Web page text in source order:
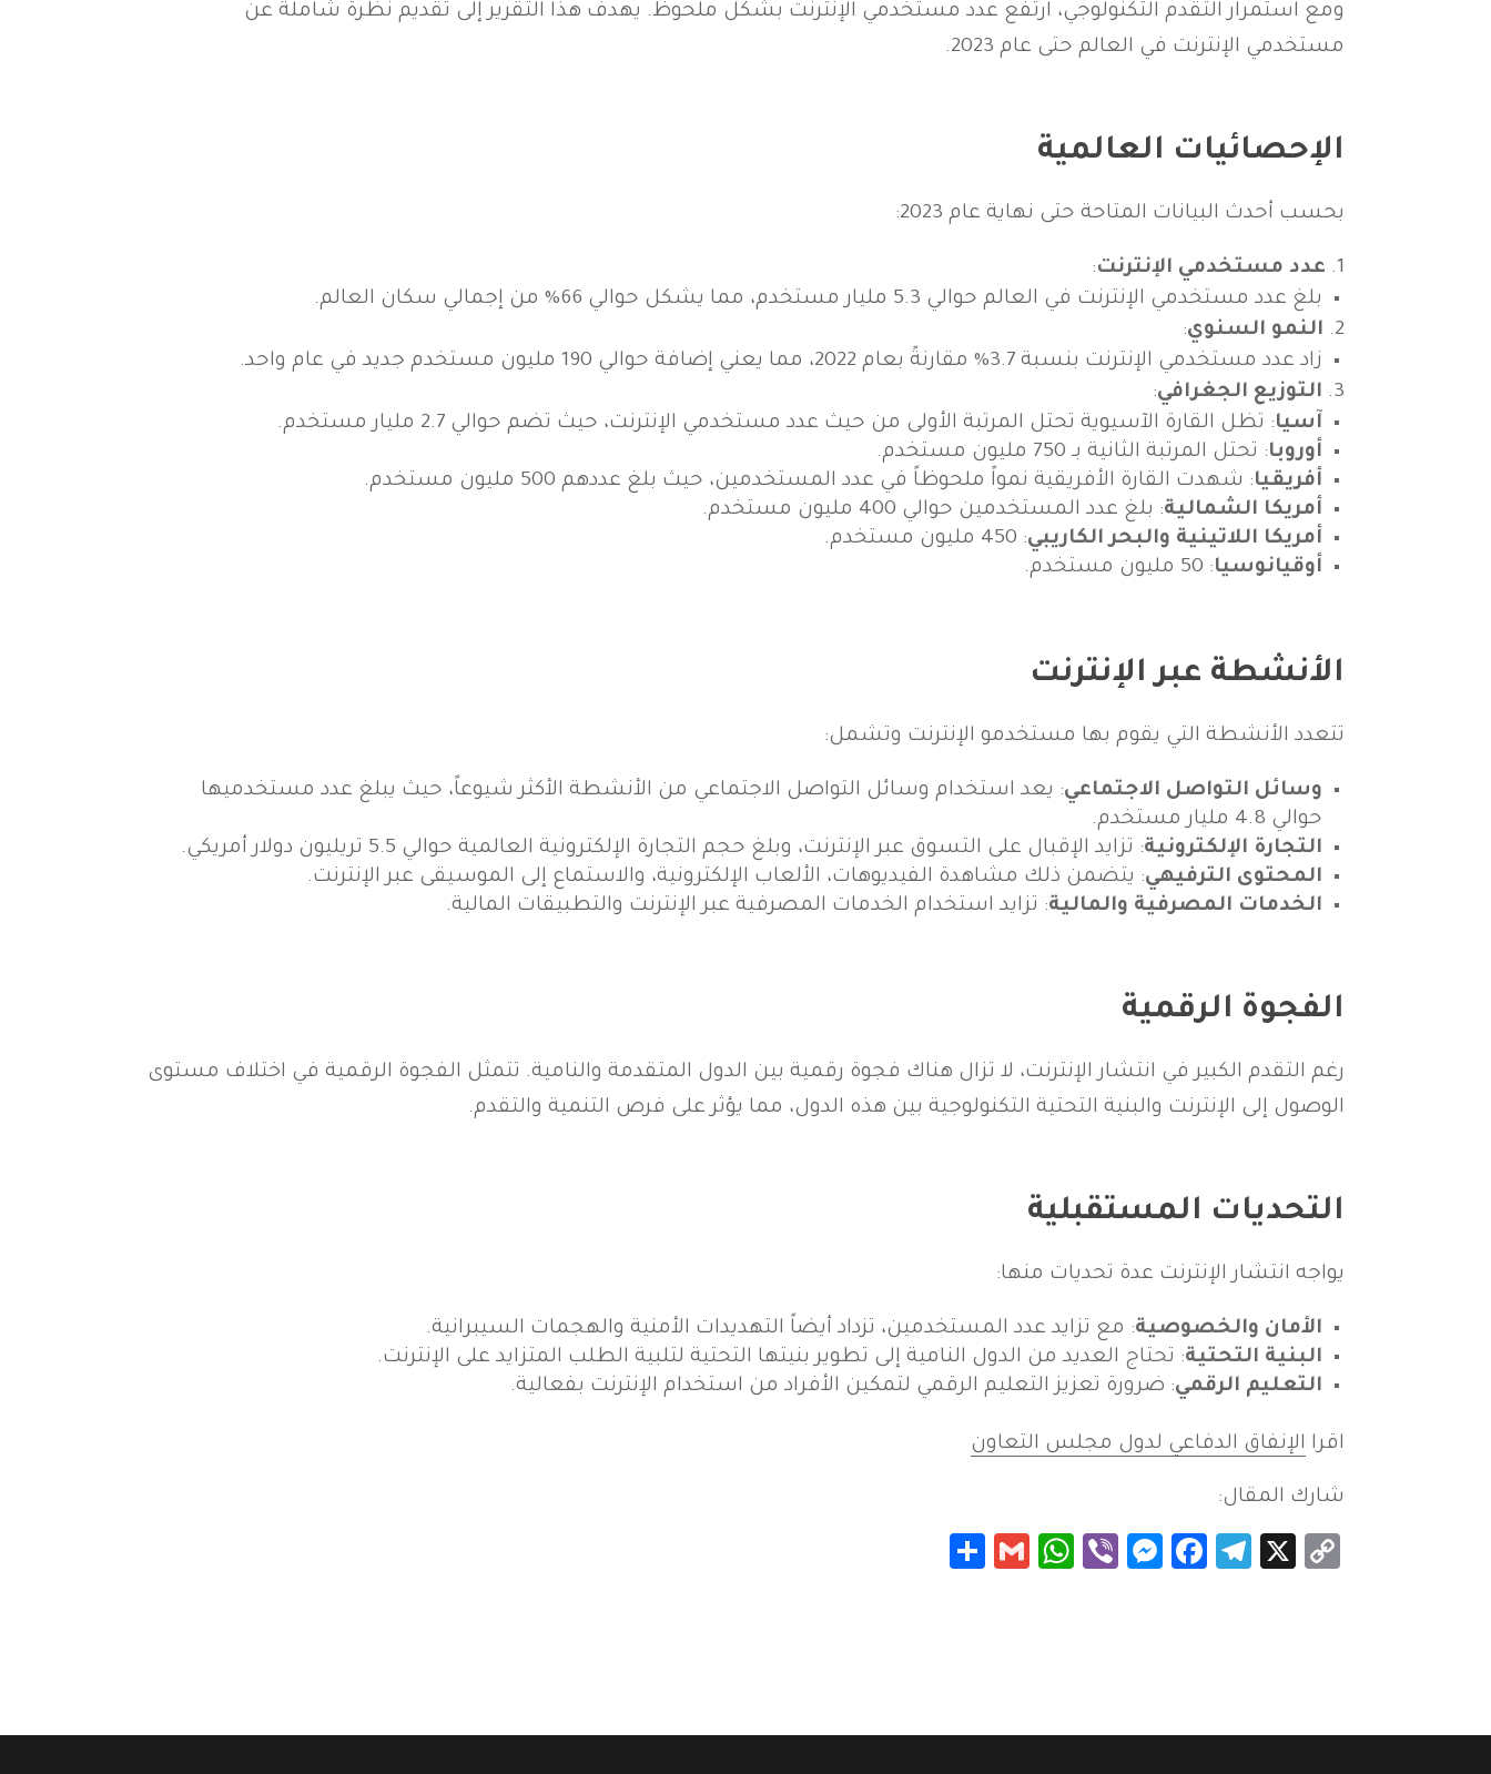
ومع استمرار التقدم التكنولوجي، ارتفع عدد مستخدمي الإنترنت بشكل ملحوظ. يهدف هذا التقرير إلى تقديم نظرة شاملة عن
مستخدمي الإنترنت في العالم حتى عام 2023.
الإحصائيات العالمية
بحسب أحدث البيانات المتاحة حتى نهاية عام 2023:
عدد مستخدمي الإنترنت:
بلغ عدد مستخدمي الإنترنت في العالم حوالي 5.3 مليار مستخدم، مما يشكل حوالي 66% من إجمالي سكان العالم.
النمو السنوي:
زاد عدد مستخدمي الإنترنت بنسبة 3.7% مقارنةً بعام 2022، مما يعني إضافة حوالي 190 مليون مستخدم جديد في عام واحد.
التوزيع الجغرافي:
آسيا: تظل القارة الآسيوية تحتل المرتبة الأولى من حيث عدد مستخدمي الإنترنت، حيث تضم حوالي 2.7 مليار مستخدم.
أوروبا: تحتل المرتبة الثانية بـ 750 مليون مستخدم.
أفريقيا: شهدت القارة الأفريقية نمواً ملحوظاً في عدد المستخدمين، حيث بلغ عددهم 500 مليون مستخدم.
أمريكا الشمالية: بلغ عدد المستخدمين حوالي 400 مليون مستخدم.
أمريكا اللاتينية والبحر الكاريبي: 450 مليون مستخدم.
أوقيانوسيا: 50 مليون مستخدم.
الأنشطة عبر الإنترنت
تتعدد الأنشطة التي يقوم بها مستخدمو الإنترنت وتشمل:
وسائل التواصل الاجتماعي: يعد استخدام وسائل التواصل الاجتماعي من الأنشطة الأكثر شيوعاً، حيث يبلغ عدد مستخدميها
حوالي 4.8 مليار مستخدم.
التجارة الإلكترونية: تزايد الإقبال على التسوق عبر الإنترنت، وبلغ حجم التجارة الإلكترونية العالمية حوالي 5.5 تريليون دولار أمريكي.
المحتوى الترفيهي: يتضمن ذلك مشاهدة الفيديوهات، الألعاب الإلكترونية، والاستماع إلى الموسيقى عبر الإنترنت.
الخدمات المصرفية والمالية: تزايد استخدام الخدمات المصرفية عبر الإنترنت والتطبيقات المالية.
الفجوة الرقمية
رغم التقدم الكبير في انتشار الإنترنت، لا تزال هناك فجوة رقمية بين الدول المتقدمة والنامية. تتمثل الفجوة الرقمية في اختلاف مستوى
الوصول إلى الإنترنت والبنية التحتية التكنولوجية بين هذه الدول، مما يؤثر على فرص التنمية والتقدم.
التحديات المستقبلية
يواجه انتشار الإنترنت عدة تحديات منها:
الأمان والخصوصية: مع تزايد عدد المستخدمين، تزداد أيضاً التهديدات الأمنية والهجمات السيبرانية.
البنية التحتية: تحتاج العديد من الدول النامية إلى تطوير بنيتها التحتية لتلبية الطلب المتزايد على الإنترنت.
التعليم الرقمي: ضرورة تعزيز التعليم الرقمي لتمكين الأفراد من استخدام الإنترنت بفعالية.
اقرا الإنفاق الدفاعي لدول مجلس التعاون
شارك المقال:
Copy
X
Telegram
Facebook
Messenger
Viber
WhatsApp
Gmail